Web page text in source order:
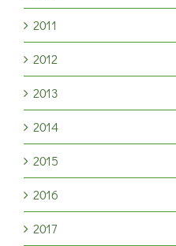
2011
2012
2013
2014
2015
2016
2017